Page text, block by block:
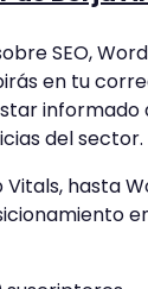
SEO,
en tu
informado
del sector.
Vitals, hasta